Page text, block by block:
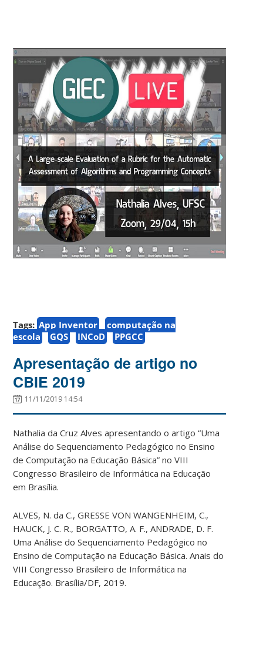
Tags: App Inventor
computação na
escola
GQS INCoD PPGCC
Apresentação de artigo no
CBIE 2019
11/11/2019 14:54
Nathalia da Cruz Alves apresentando o artigo “Uma
Análise do Sequenciamento Pedagógico no Ensino
de Computação na Educação Básica” no VIII
Congresso Brasileiro de Informática na Educação
em Brasília.
ALVES, N. da C., GRESSE VON WANGENHEIM, C.,
HAUCK, J. C. R., BORGATTO, A. F., ANDRADE, D. F.
Uma Análise do Sequenciamento Pedagógico no
Ensino de Computação na Educação Básica. Anais do
VIII Congresso Brasileiro de Informática na
Educação. Brasília/DF, 2019.